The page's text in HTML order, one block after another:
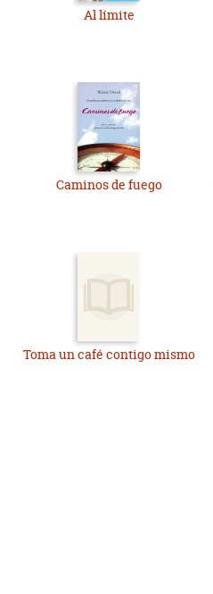
Al límite
Caminos de fuego
Toma un café contigo mismo